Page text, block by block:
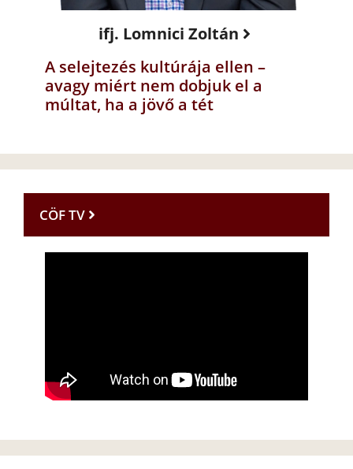
ifj. Lomnici Zoltán
A selejtezés kultúrája ellen –
avagy miért nem dobjuk el a
múltat, ha a jövő a tét
CÖF TV